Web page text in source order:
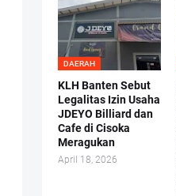
DAERAH
KLH Banten Sebut
Legalitas Izin Usaha
JDEYO Billiard dan
Cafe di Cisoka
Meragukan
April 18, 2026